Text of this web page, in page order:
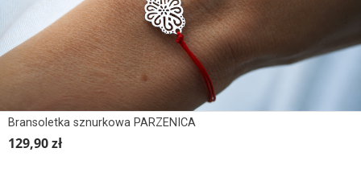
Bransoletka sznurkowa PARZENICA
129,90 zł